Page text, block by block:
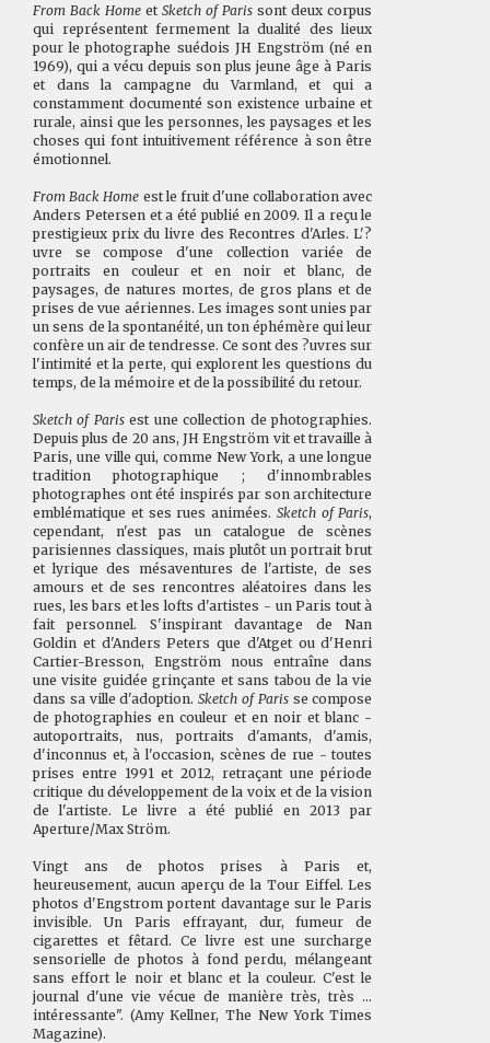
From Back Home etSketch of Paris sont deux corpus
qui représentent fermement la dualité des lieux
pour le photographe suédois JH Engström (né en
1969), qui a vécu depuis son plus jeune âge à Paris
et dans la campagne du Varmland, et qui a
constamment documenté son existence urbaine et
rurale, ainsi que les personnes, les paysages et les
choses qui font intuitivement référence à son être
émotionnel.
From Back Home est le fruit d'une collaboration avec
Anders Petersen et a été publié en 2009. Il a reçu le
prestigieux prix du livre des Recontres d'Arles. L'?
uvre se compose d'une collection variée de
portraits en couleur et en noir et blanc, de
paysages, de natures mortes, de gros plans et de
prises de vue aériennes. Les images sont unies par
un sens de la spontanéité, un ton éphémère qui leur
confère un air de tendresse. Ce sont des ?uvres sur
l'intimité et la perte, qui explorent les questions du
temps, de la mémoire et de la possibilité du retour.
Sketch of Parisest une collection de photographies.
Depuis plus de 20 ans, JH Engström vit et travaille à
Paris, une ville qui, comme New York, a une longue
tradition photographique ; d'innombrables
photographes ont été inspirés par son architecture
emblématique et ses rues animées. Sketch of Paris,
cependant, n'est pas un catalogue de scènes
parisiennes classiques, mais plutôt un portrait brut
et lyrique des mésaventures de l'artiste, de ses
amours et de ses rencontres aléatoires dans les
rues, les bars et les lofts d'artistes - un Paris tout à
fait personnel. S'inspirant davantage de Nan
Goldin et d'Anders Peters que d'Atget ou d'Henri
Cartier-Bresson, Engström nous entraîne dans
une visite guidée grinçante et sans tabou de la vie
dans sa ville d'adoption.Sketch of Parisse compose
de photographies en couleur et en noir et blanc -
autoportraits, nus, portraits d'amants, d'amis,
d'inconnus et, à l'occasion, scènes de rue - toutes
prises entre 1991 et 2012, retraçant une période
critique du développement de la voix et de la vision
de l'artiste. Le livre a été publié en 2013 par
Aperture/Max Ström.
Vingt ans de photos prises à Paris et,
heureusement, aucun aperçu de la Tour Eiffel. Les
photos d'Engstrom portent davantage sur le Paris
invisible. Un Paris effrayant, dur, fumeur de
cigarettes et fêtard. Ce livre est une surcharge
sensorielle de photos à fond perdu, mélangeant
sans effort le noir et blanc et la couleur. C'est le
journal d'une vie vécue de manière très, très ...
intéressante". (Amy Kellner, The New York Times
Magazine).